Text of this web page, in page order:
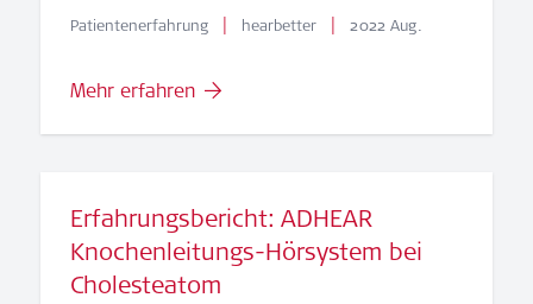
Patientenerfahrung | hearbetter | 2022 Aug.
Mehr erfahren
Erfahrungsbericht: ADHEAR
Knochenleitungs-Hörsystem bei
Cholesteatom